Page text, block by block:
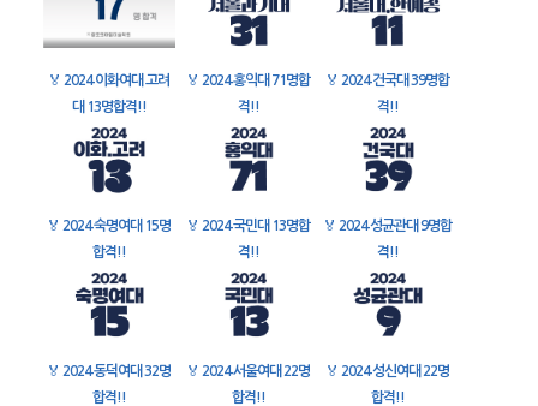
🏅 2024 이화여대 고려
대 13명합격!!
🏅 2024 홍익대 71명합
격!!
🏅 2024 건국대 39명합
격!!
🏅 2024 숙명여대 15명
합격!!
🏅 2024 국민대 13명합
격!!
🏅 2024 성균관대 9명합
격!!
🏅 2024 동덕여대 32명
합격!!
🏅 2024 서울여대 22명
합격!!
🏅 2024 성신여대 22명
합격!!